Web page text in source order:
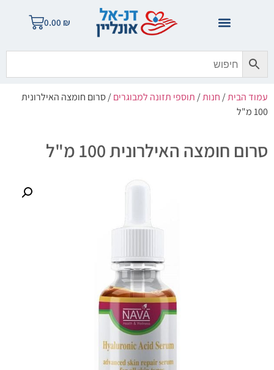
0.00 ₪
עמוד הבית/חנות/תוספי תזונה למבוגרים/ סרום חומצה האילרונית
100 מ"ל
סרום חומצה האילרונית 100 מ"ל